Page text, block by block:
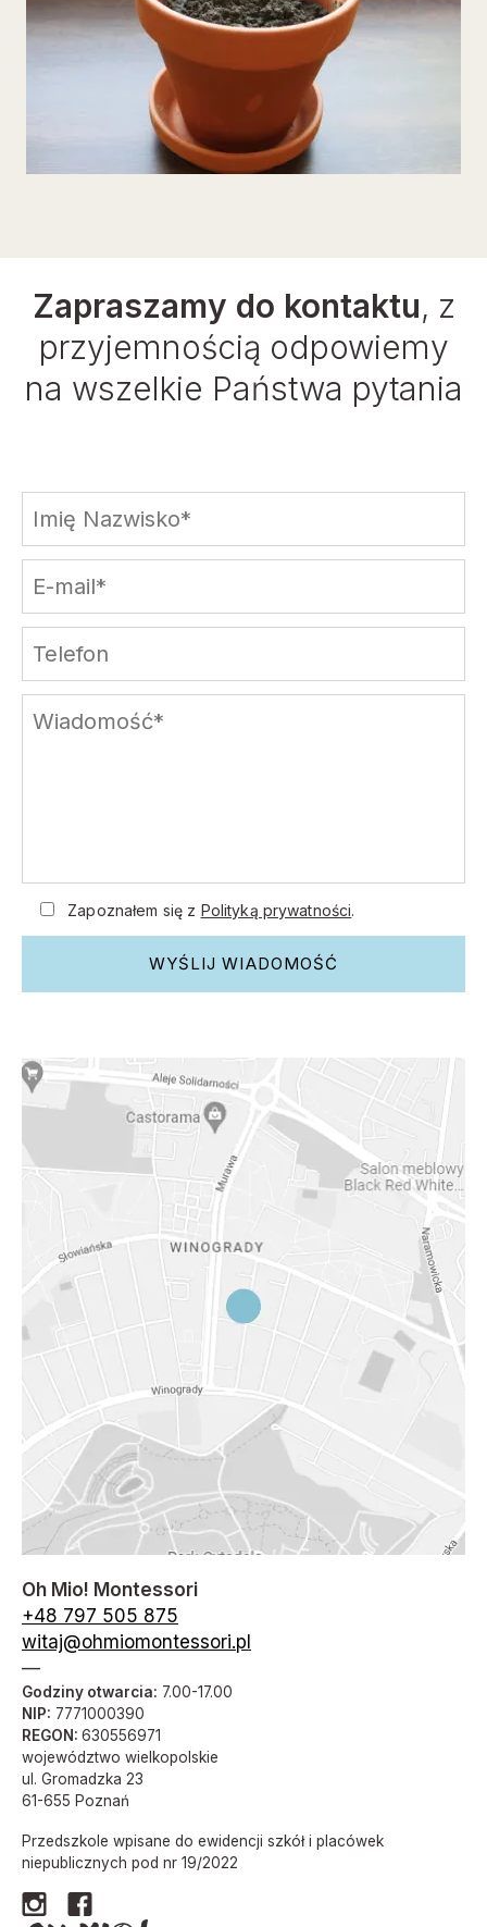
Zapraszamy do kontaktu, z
przyjemnością odpowiemy
na wszelkie Państwa pytania
Zapoznałem się z Polityką prywatności.
Oh Mio! Montessori
+48 797 505 875
witaj@ohmiomontessori.pl
—
Godziny otwarcia: 7.00-17.00
NIP: 7771000390
REGON: 630556971
województwo wielkopolskie
ul. Gromadzka 23
61-655 Poznań
Przedszkole wpisane do ewidencji szkół i placówek
niepublicznych pod nr 19/2022